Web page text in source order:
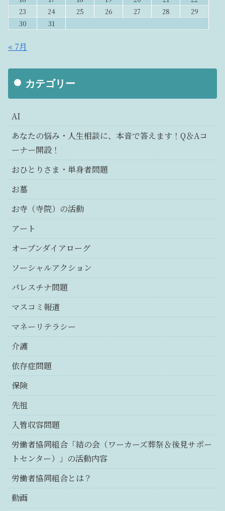
23
24 25 26 27 28
29
30
31
« 7月
カテゴリー
AI
あなたの悩み・人生相談に、本音で答えます！Q＆Aコ
ーナー開設！
おひとりさま・単身者問題
お墓
お寺（寺院）の活動
アート
オープンダイアローグ
ソーシャルアクション
パレスチナ問題
マスコミ報道
マネーリテラシー
介護
依存症問題
保険
先祖
入管収容問題
労働者協同組合「結の会（ワーカーズ葬祭＆後見サポー
トセンター）」の活動内容
労働者協同組合とは？
動画